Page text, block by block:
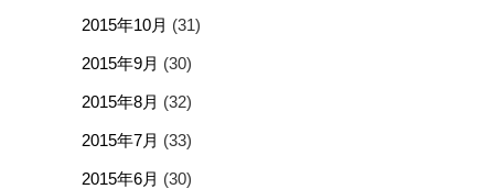
2015年10月 (31)
2015年9月 (30)
2015年8月 (32)
2015年7月 (33)
2015年6月 (30)